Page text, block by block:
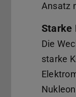
Ansatz
Starke
Die
starke